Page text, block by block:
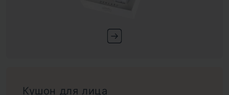
Кушон для лица